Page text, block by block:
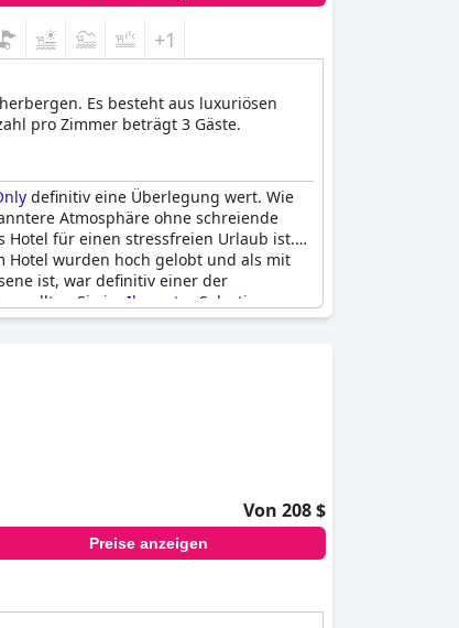
+1
Es besteht aus luxuriösen
pro Zimmer beträgt 3 Gäste.
definitiv eine Überlegung wert. Wie
Atmosphäre ohne schreiende
Hotel für einen stressfreien Urlaub ist.
Hotel wurden hoch gelobt und als mit
ist, war definitiv einer der
sollten Sie im Iberostar Selection
Von 208 $
Preise anzeigen